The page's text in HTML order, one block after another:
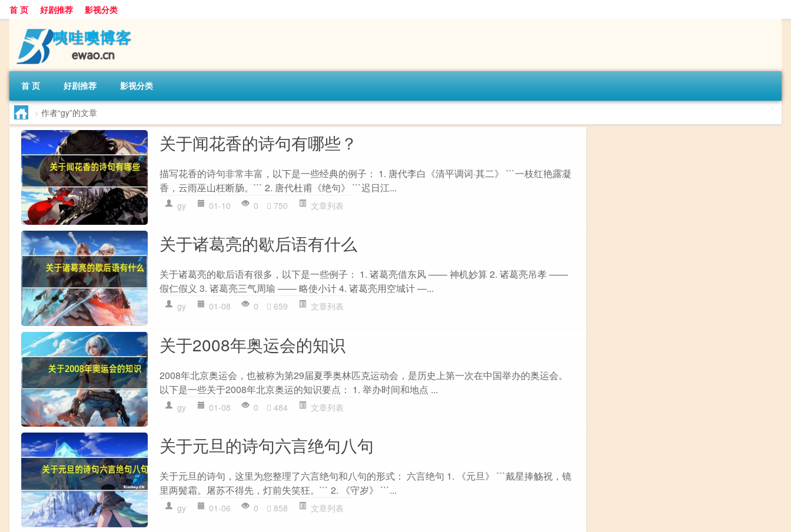
首 页 好剧推荐 影视分类
首 页 好剧推荐 影视分类
> 作者“gy”的文章
关于闻花香的诗句有哪些？
描写花香的诗句非常丰富，以下是一些经典的例子： 1. 唐代李白《清平调词·其二》 ```一枝红艳露凝
香，云雨巫山枉断肠。``` 2. 唐代杜甫《绝句》 ```迟日江...
gy 01-10 0 750 文章列表
关于诸葛亮的歇后语有什么
关于诸葛亮的歇后语有很多，以下是一些例子： 1. 诸葛亮借东风 —— 神机妙算 2. 诸葛亮吊孝 ——
假仁假义 3. 诸葛亮三气周瑜 —— 略使小计 4. 诸葛亮用空城计 —...
gy 01-08 0 659 文章列表
关于2008年奥运会的知识
2008年北京奥运会，也被称为第29届夏季奥林匹克运动会，是历史上第一次在中国举办的奥运会。
以下是一些关于2008年北京奥运的知识要点： 1. 举办时间和地点 ...
gy 01-08 0 484 文章列表
关于元旦的诗句六言绝句八句
关于元旦的诗句，这里为您整理了六言绝句和八句的形式： 六言绝句 1. 《元旦》 ```戴星捧觞祝，镜
里两鬓霜。屠苏不得先，灯前失笑狂。``` 2. 《守岁》 ```...
gy 01-06 0 858 文章列表